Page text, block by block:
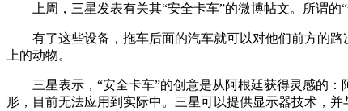
上周，三星发表有关其“安全卡车”的微博帖文。所谓
有了这些设备，拖车后面的汽车就可以对他们前方的
上的动物。
三星表示，“安全卡车”的创意是从阿根廷获得灵感的
形，目前无法应用到实际中。三星可以提供显示器技术，并